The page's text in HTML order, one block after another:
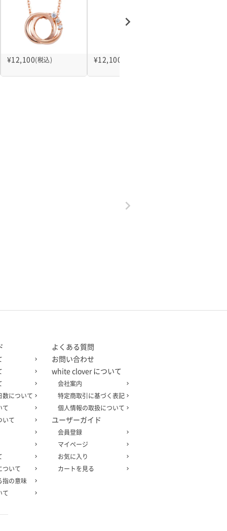
¥12,100(税込) ¥12,100
数について
て
いて
ついて
指の意味
て
よくある質問
お問い合わせ
white clover について
会社案内
特定商取引に基づく表記
個人情報の取扱について
ユーザーガイド
会員登録
マイページ
お気に入り
カートを見る